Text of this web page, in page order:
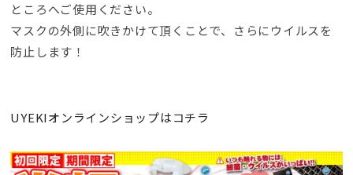
ところへご使用ください。
マスクの外側に吹きかけて頂くことで、さらにウイルスを
防止します！
UYEKIオンラインショップはコチラ